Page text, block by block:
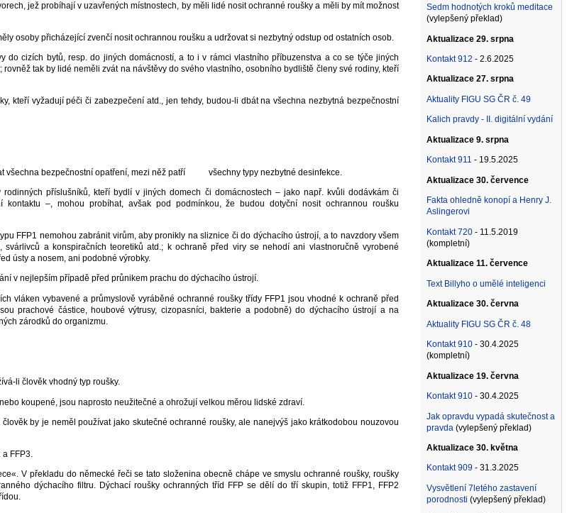
jež probíhají v uzavřených místnostech, by měli lidé nosit ochranné roušky a měli by mít možnost
osoby přicházející zvenčí nosit ochrannou roušku a udržovat si nezbytný odstup od ostatních osob.
do cizích bytů, resp. do jiných domácností, a to i v rámci vlastního příbuzenstva a co se týče jiných
tak by lidé neměli zvát na návštěvy do svého vlastního, osobního bydliště členy své rodiny, kteří
kteří vyžadují péči či zabezpečení atd., jen tehdy, budou-li dbát na všechna nezbytná bezpečnostní
bezpečnostní opatření, mezi něž patří všechny typy nezbytné desinfekce.
rodinných příslušníků, kteří bydlí v jiných domech či domácnostech – jako např. kvůli dodávkám či
kontaktu –, mohou probíhat, avšak pod podmínkou, že budou dotyční nosit ochrannou roušku
FFP1 nemohou zabránit virům, aby pronikly na sliznice či do dýchacího ústrojí, a to navzdory všem
svárlivců a konspiračních teoretiků atd.; k ochraně před viry se nehodí ani vlastnoručně vyrobené
ústy a nosem, ani podobné výrobky.
v nejlepším případě před průnikem prachu do dýchacího ústrojí.
vláken vybavené a průmyslově vyráběné ochranné roušky třídy FFP1 jsou vhodné k ochraně před
prachové částice, houbové výtrusy, cizopasníci, bakterie a podobně) do dýchacího ústrojí a na
zárodků do organizmu.
li člověk vhodný typ roušky.
koupené, jsou naprosto neužitečné a ohrožují velkou měrou lidské zdraví.
by je neměl používat jako skutečné ochranné roušky, ale nanejvýš jako krátkodobou nouzovou
FFP3.
V překladu do německé řeči se tato složenina obecně chápe ve smyslu ochranné roušky, roušky
dýchacího filtru. Dýchací roušky ochranných tříd FFP se dělí do tří skupin, totiž FFP1, FFP2
Sedm hodnotých kroků meditace
(vylepšený překlad)
Aktualizace 29. srpna
Kontakt 912 - 2.6.2025
Aktualizace 27. srpna
Aktuality FIGU SG ČR č. 49
Kalich pravdy - II. digitální vydání
Aktualizace 9. srpna
Kontakt 911 - 19.5.2025
Aktualizace 30. července
Fakta ohledně konopí a Henry J.
Aslingerovi
Kontakt 720- 11.5.2019
(kompletní)
Aktualizace 11. července
Text Billyho o umělé inteligenci
Aktualizace 30. června
Aktuality FIGU SG ČR č. 48
Kontakt 910- 30.4.2025
(kompletní)
Aktualizace 19. června
Kontakt 910- 30.4.2025
Jak opravdu vypadá skutečnost a
pravda (vylepšený překlad)
Aktualizace 30. května
Kontakt 909- 31.3.2025
Vysvětlení 7letého zastavení
porodnosti (vylepšený překlad)